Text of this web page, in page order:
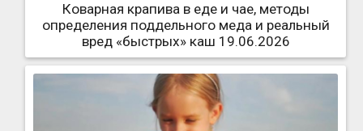
Коварная крапива в еде и чае, методы
определения поддельного меда и реальный
вред «быстрых» каш 19.06.2026